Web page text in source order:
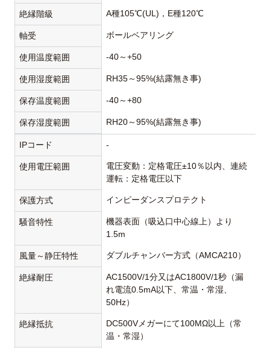
絶縁階級 A種105℃(UL)，E種120℃
軸受 ボールベアリング
使用温度範囲 -40～+50
使用湿度範囲 RH35～95%(結露無き事)
保存温度範囲 -40～+80
保存湿度範囲 RH20～95%(結露無き事)
IPコード -
使用電圧範囲
電圧変動：定格電圧±10％以内、連続
運転：定格電圧以下
保護方式 インピーダンスプロテクト
騒音特性
機器表面（吸込口中心線上）より
1.5m
風量～静圧特性 ダブルチャンバー方式（AMCA210）
絶縁耐圧
AC1500V/1分又はAC1800V/1秒（漏
れ電流0.5mA以下、常温・常湿、
50Hz）
絶縁抵抗
DC500Vメガーにて100MΩ以上（常
温・常湿）